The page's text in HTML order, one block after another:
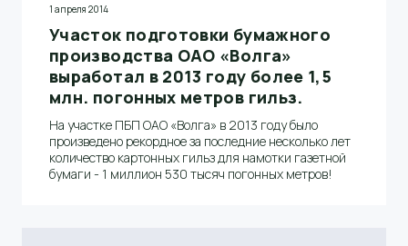
1 апреля 2014
Участок подготовки бумажного
производства ОАО «Волга»
выработал в 2013 году более 1,5
млн. погонных метров гильз.
На участке ПБП ОАО «Волга» в 2013 году было
произведено рекордное за последние несколько лет
количество картонных гильз для намотки газетной
бумаги - 1 миллион 530 тысяч погонных метров!